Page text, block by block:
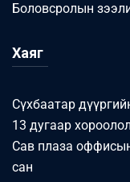
Боловсролын
Хаяг
Сүхбаатар
13 дугаар
Сав плаза
сан